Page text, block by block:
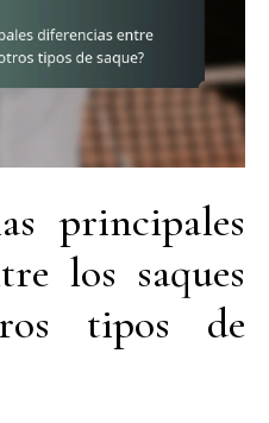
principales
los saques
tipos de